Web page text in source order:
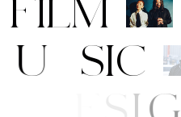
FILM
M
SIC